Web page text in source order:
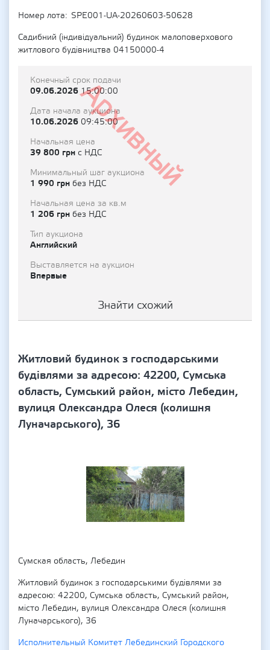
Номер лота
SPE001-UA-20260603-50628
Садибний (індивідуальний) будинок малоповерхового
житлового будівництва 04150000-4
Архивный
Конечный срок подачи
09.06.202615:00:00
Дата начала аукциона
10.06.2026 09:45:00
Начальная цена
39 800 грн с НДС
Минимальный шаг аукциона
1 990 грн без НДС
Начальная цена за кв.м
1 206 грн без НДС
Тип аукциона
Английский
Выставляется на аукцион
Впервые
Знайти схожий
Житловий будинок з господарськими
будівлями за адресою: 42200, Сумська
область, Сумський район, місто Лебедин,
вулиця Олександра Олеся (колишня
Луначарського), 36
Сумская область, Лебедин
Житловий будинок з господарськими будівлями за
адресою: 42200, Сумська область, Сумський район,
місто Лебедин, вулиця Олександра Олеся (колишня
Луначарського), 36
Исполнительный Комитет Лебединский Городского